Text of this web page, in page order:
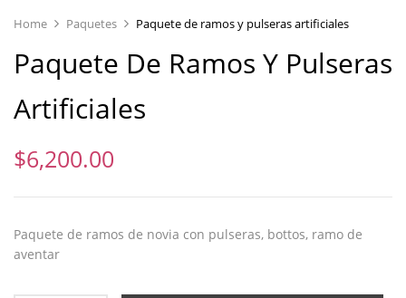
Home Paquetes Paquete de ramos y pulseras artificiales
Paquete De Ramos Y Pulseras
Artificiales
$6,200.00
Paquete de ramos de novia con pulseras, bottos, ramo de
aventar